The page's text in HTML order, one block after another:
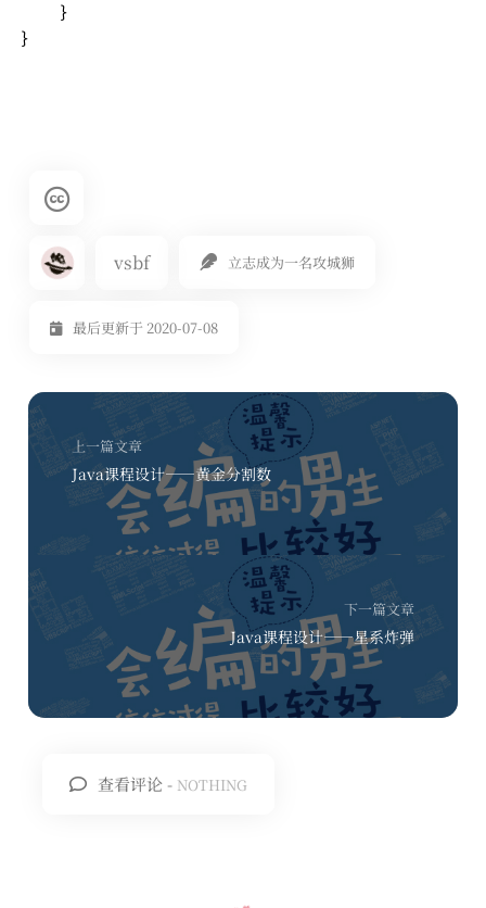
    }
}
vsbf 立志成为一名攻城狮
最后更新于 2020-07-08
上一篇文章
Java课程设计——黄金分割数
下一篇文章
Java课程设计——星系炸弹
查看评论 - NOTHING